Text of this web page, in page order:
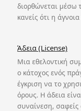
διορθώνεται μέσω
κανείς ότι η
Άδεια (License)
Μια εθελοντική
ο κάτοχος ενός
έγκριση να το
όρους. Η άδεια
συναίνεση, σαφείς